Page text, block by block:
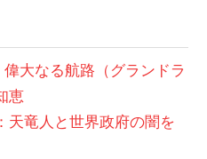
大なる航路（グランドラ
恵
天竜人と世界政府の闇を